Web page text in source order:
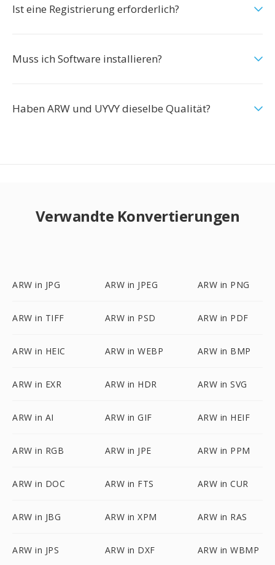
Ist eine Registrierung erforderlich?
Muss ich Software installieren?
Haben ARW und UYVY dieselbe Qualität?
Verwandte Konvertierungen
ARW in JPG ARW in JPEG ARW in PNG
ARW in TIFF ARW in PSD ARW in PDF
ARW in HEIC ARW in WEBP ARW in BMP
ARW in EXR ARW in HDR ARW in SVG
ARW in AI ARW in GIF ARW in HEIF
ARW in RGB ARW in JPE ARW in PPM
ARW in DOC ARW in FTS ARW in CUR
ARW in JBG ARW in XPM ARW in RAS
ARW in JPS ARW in DXF ARW in WBMP